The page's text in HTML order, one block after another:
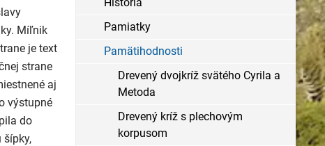
Míľnik
je text
strane
aj
výstupné
do
šípky,
Pamiatky
Pamätihodnosti
Drevený dvojkríž svätého Cyrila a
Metoda
Drevený kríž s plechovým
korpusom